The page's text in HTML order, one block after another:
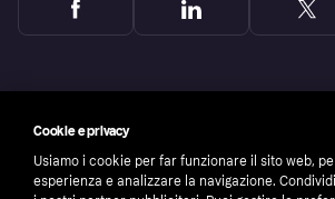
Cookie e privacy
Usiamo i cookie per far funzionare il sito web,
esperienza e analizzare la navigazione.